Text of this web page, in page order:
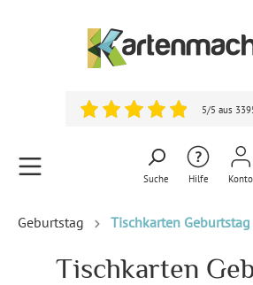
5/5 aus
Suche Hilfe Konto
Geburtstag Tischkarten Geburtstag
Tischkarten